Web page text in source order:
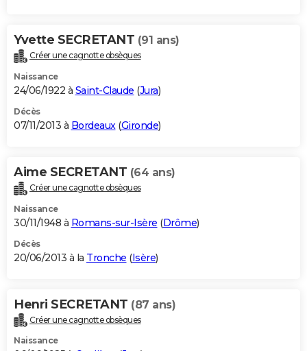
Yvette SECRETANT (91 ans)
Créer une cagnotte obsèques
Naissance
24/06/1922 à Saint-Claude (Jura)
Décès
07/11/2013 à Bordeaux(Gironde)
Aime SECRETANT (64 ans)
Créer une cagnotte obsèques
Naissance
30/11/1948 à Romans-sur-Isère (Drôme)
Décès
20/06/2013 à la Tronche (Isère)
Henri SECRETANT (87 ans)
Créer une cagnotte obsèques
Naissance